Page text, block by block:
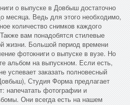
о выпуске в Довбыш достаточно
месяца. Ведь для этого необходимо,
количество снимков каждого
вам понадобятся стилевые
жизни. Большой период времени
фотокниги о выпуске в вузе. Но
альбом на выпускном. Если есть,
успевает заказать полновесный
Студия Форма предлагает
напечатать фотографии и
Они всегда есть на нашем